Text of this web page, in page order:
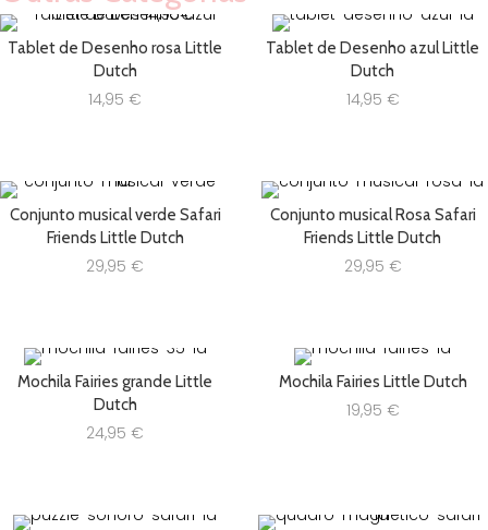
Tablet de Desenho rosa Little
Dutch
14,95 €
Tablet de Desenho azul Little
Dutch
14,95 €
Conjunto musical verde Safari
Friends Little Dutch
29,95 €
Conjunto musical Rosa Safari
Friends Little Dutch
29,95 €
Mochila Fairies grande Little
Dutch
24,95 €
Mochila Fairies Little Dutch
19,95 €